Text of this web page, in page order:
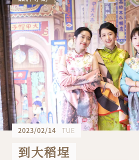
大商埕 sedai OMO
選物生活 Life Selection
會員中心 member center
點數中心 point
訂單中心 order
會員資料 account
關於我們
2023/02/14 TUE
到大稻埕